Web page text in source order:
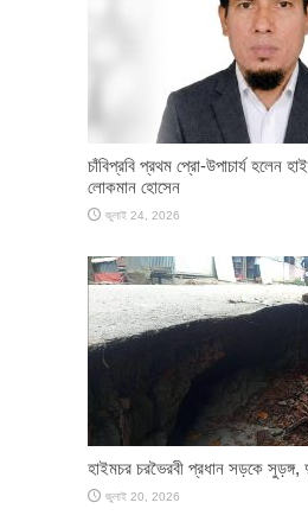
চাঁবিপ্রবি প্রথম প্রো-উপাচার্য হলেন
লোকমান হোসেন
জুলাই 24, 2026
হাইমচর চরভৈরবী প্রধান সড়কে সুড়ঙ্গ,
জুলাই 20, 2026